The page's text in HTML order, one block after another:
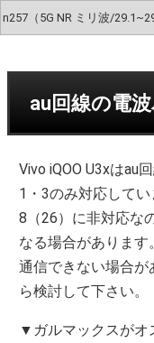
n257（5G NR ミリ波/
au回線の電
Vivo iQOO U3xはau
1・3のみ対応して
8（26）に非対応な
なる場合があります
通信できない場合
ら検討して下さい。
▼ガルマックスがオ